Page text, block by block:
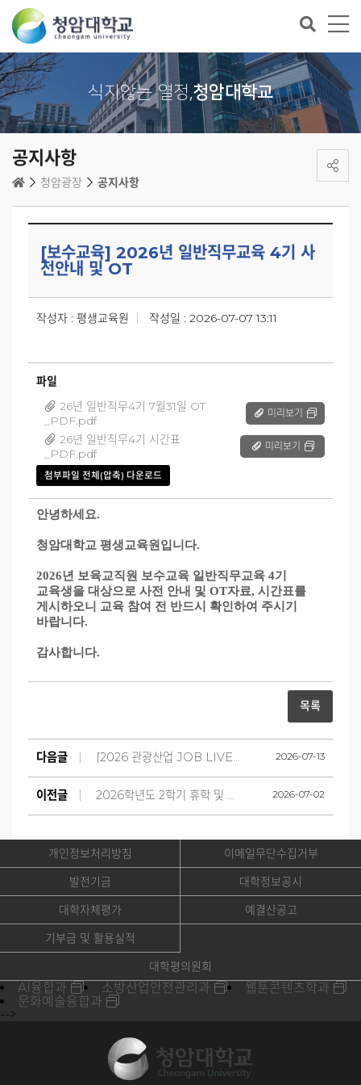
식지않는 열정,청암대학교
공지사항
청암광장 공지사항
[보수교육] 2026년 일반직무교육 4기 사
전안내 및 OT
작성자 : 평생교육원 작성일 : 2026-07-07 13:11
파일
26년 일반직무4기 7월31일 OT
_PDF.pdf
미리보기
26년 일반직무4기 시간표
_PDF.pdf
미리보기
첨부파일 전체(압축) 다운로드
안녕하세요.
청암대학교 평생교육원입니다.
2026년 보육교직원 보수교육 일반직무교육 4기
교육생을 대상으로 사전 안내 및 OT자료, 시간표를
게시하오니 교육 참여 전 반드시 확인하여 주시기
바랍니다.
감사합니다.
목록
다음글 [2026 관광산업 JOB LIVE] 참가 및 홍보 2026-07-13
이전글 2026학년도 2학기 휴학 및 복학 안내 2026-07-02
개인정보처리방침
이메일무단수집거부
발전기금
대학정보공시
대학자체평가
예결산공고
기부금 및 활용실적
대학평의원회
AI융합과 소방산업안전관리과
웹툰콘텐츠학과
문화예술융합과
-->